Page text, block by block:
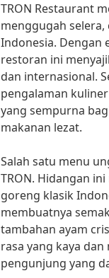
TRON Restaurant
menggugah
Indonesia. Dengan
restoran ini
dan internasional.
pengalaman
yang sempurna
makanan lezat.
Salah satu menu
TRON. Hidangan
goreng klasik
membuatnya
tambahan ayam
rasa yang kaya
pengunjung yang